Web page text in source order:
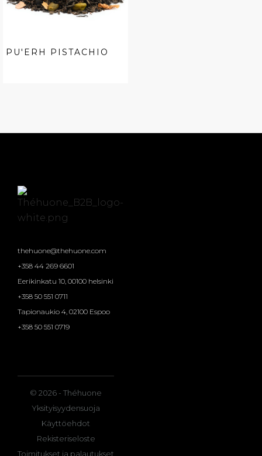
PU'ERH PISTACHIO
thehuone@thehuone.com
+358 44 269 6601
Eerikinkatu 10, 00100 helsinki
+358 50 551 0711
Tapionaukio 4, 02100 Espoo
+358 50 551 0719
© 2026 - Théhuone
Yksityisyydensuoja
Käyttöehdot
Rekisteriseloste
Toimitukset ja palautukset